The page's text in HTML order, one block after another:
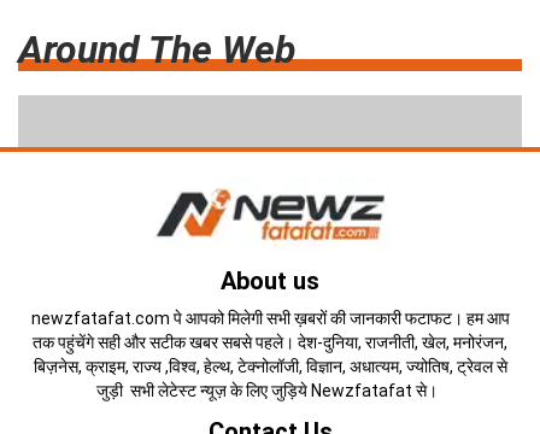
Around The Web
About us
newzfatafat.com पे आपको मिलेगी सभी ख़बरों की जानकारी फटाफट। हम आप
तक पहुंचेंगे सही और सटीक खबर सबसे पहले। देश-दुनिया, राजनीती, खेल, मनोरंजन,
बिज़नेस, क्राइम, राज्य ,विश्व, हेल्थ, टेक्नोलॉजी, विज्ञान, अधात्यम, ज्योतिष, ट्रेवल से
जुड़ी सभी लेटेस्ट न्यूज़ के लिए जुड़िये Newzfatafat से।